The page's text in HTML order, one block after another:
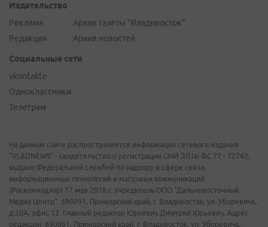
Издательство
Реклама
Редакция
Архив газеты "Владивосток"
Архив новостей
Социальные сети
vkontakte
Одноклассники
Телеграм
На данном сайте распространяется информация сетевого издания
"VLADNEWS" - свидетельство о регистрации СМИ ЭЛ № ФС 77 - 72742,
выдано Федеральной службой по надзору в сфере связи,
информационных технологий и массовых коммуникаций
(Роскомнадзор) 17 мая 2018 г. Учредитель ООО "Дальневосточный
Медиа Центр". 690091, Приморский край, г. Владивосток, ул. Уборевича,
д.20А, офис 13. Главный редактор Юркевич Дмитрий Юрьевич. Адрес
редакции: 690091, Приморский край, г. Владивосток, ул. Уборевича,